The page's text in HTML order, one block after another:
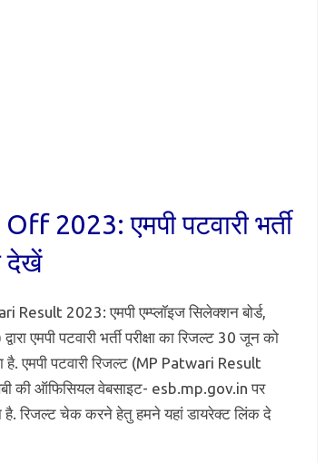
2023: एमपी पटवारी भर्ती
देखें
Result 2023: एमपी एम्प्लॉइज सिलेक्शन बोर्ड,
एमपी पटवारी भर्ती परीक्षा का रिजल्ट 30 जून को
है. एमपी पटवारी रिजल्ट (MP Patwari Result
की ऑफिसियल वेबसाइट- esb.mp.gov.in पर
है. रिजल्ट चेक करने हेतु हमने यहां डायरेक्ट लिंक दे